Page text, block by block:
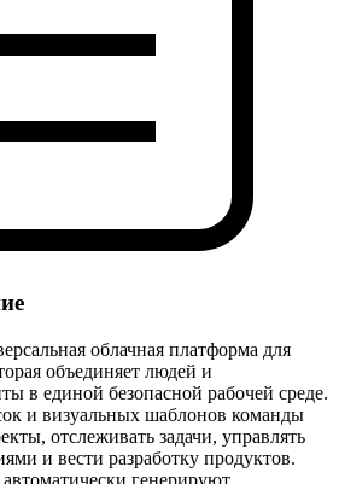
облачная платформа для
объединяет людей и
в единой безопасной рабочей среде.
и визуальных шаблонов команды
отслеживать задачи, управлять
и вести разработку продуктов.